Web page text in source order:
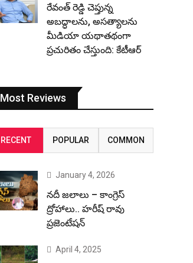
రేవంత్ రెడ్డి చెప్తున్న
అబద్ధాలను, అసత్యాలను
మీడియా యథాతథంగా
ప్రచురితం చేస్తుంది: కేటీఆర్
Most Reviews
RECENT POPULAR COMMON
January 4, 2026
నదీ జలాలు – కాంగ్రెస్
ద్రోహాలు.. హరీష్ రావు
ప్రజెంటేషన్
April 4, 2025